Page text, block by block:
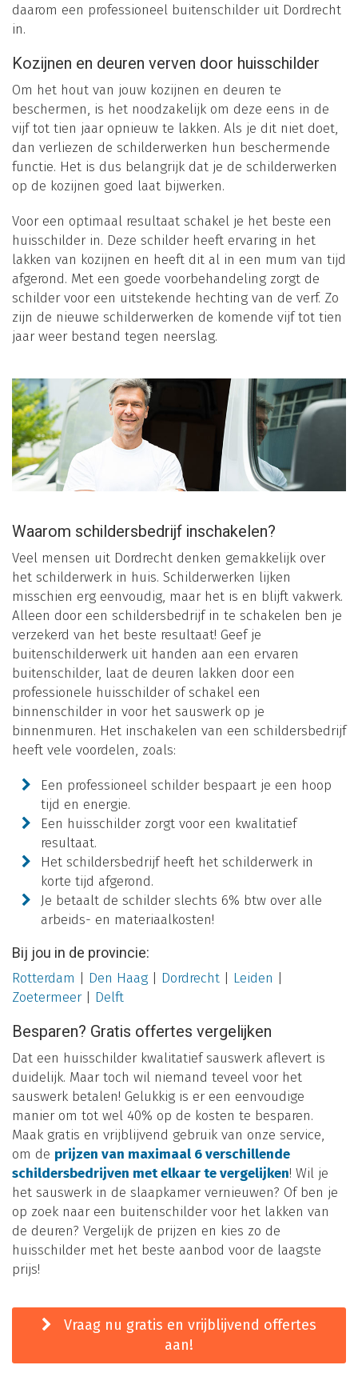
daarom een professioneel buitenschilder uit Dordrecht
in.
Kozijnen en deuren verven door huisschilder
Om het hout van jouw kozijnen en deuren te
beschermen, is het noodzakelijk om deze eens in de
vijf tot tien jaar opnieuw te lakken. Als je dit niet doet,
dan verliezen de schilderwerken hun beschermende
functie. Het is dus belangrijk dat je de schilderwerken
op de kozijnen goed laat bijwerken.
Voor een optimaal resultaat schakel je het beste een
huisschilder in. Deze schilder heeft ervaring in het
lakken van kozijnen en heeft dit al in een mum van tijd
afgerond. Met een goede voorbehandeling zorgt de
schilder voor een uitstekende hechting van de verf. Zo
zijn de nieuwe schilderwerken de komende vijf tot tien
jaar weer bestand tegen neerslag.
Waarom schildersbedrijf inschakelen?
Veel mensen uit Dordrecht denken gemakkelijk over
het schilderwerk in huis. Schilderwerken lijken
misschien erg eenvoudig, maar het is en blijft vakwerk.
Alleen door een schildersbedrijf in te schakelen ben je
verzekerd van het beste resultaat! Geef je
buitenschilderwerk uit handen aan een ervaren
buitenschilder, laat de deuren lakken door een
professionele huisschilder of schakel een
binnenschilder in voor het sauswerk op je
binnenmuren. Het inschakelen van een schildersbedrijf
heeft vele voordelen, zoals:
Een professioneel schilder bespaart je een hoop
tijd en energie.
Een huisschilder zorgt voor een kwalitatief
resultaat.
Het schildersbedrijf heeft het schilderwerk in
korte tijd afgerond.
Je betaalt de schilder slechts 6% btw over alle
arbeids- en materiaalkosten!
Bij jou in de provincie:
Rotterdam Den Haag Dordrecht Leiden
Zoetermeer| Delft
Besparen? Gratis offertes vergelijken
Dat een huisschilder kwalitatief sauswerk aflevert is
duidelijk. Maar toch wil niemand teveel voor het
sauswerk betalen! Gelukkig is er een eenvoudige
manier om tot wel 40% op de kosten te besparen.
Maak gratis en vrijblijvend gebruik van onze service,
om de prijzen van maximaal 6 verschillende
schildersbedrijven met elkaar te vergelijken! Wil je
het sauswerk in de slaapkamer vernieuwen? Of ben je
op zoek naar een buitenschilder voor het lakken van
de deuren? Vergelijk de prijzen en kies zo de
huisschilder met het beste aanbod voor de laagste
prijs!
Vraag nu gratis en vrijblijvend offertes
aan!